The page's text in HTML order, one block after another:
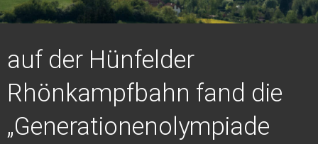
auf der Hünfelder
Rhönkampfbahn fand die
„Generationenolympiade